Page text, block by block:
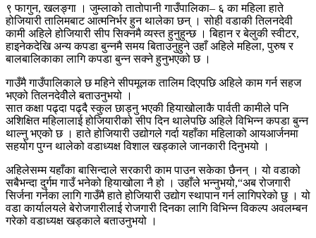
९ फागुन, खलङ्गा । जुम्लाको तातोपानी गाउँपालिका– ६ का महिला हाते
होजियारी तालिमबाट आत्मनिर्भर हुन थालेका छन् । सोही वडाकी तिलनदेवी
कामी अहिले होजियारी सीप सिक्नमै व्यस्त हुनुहुन्छ । बिहान र बेलुकी स्वीटर,
हाइनेकदेखि अन्य कपडा बुन्नमै समय बिताउनुहुने उहाँ अहिले महिला, पुरुष र
बालबालिकाका लागि कपडा बुन्न सक्ने हुनुभएको छ ।
गाउँमै गाउँपालिकाले छ महिने सीपमूलक तालिम दिएपछि अहिले काम गर्न सहज
भएको तिलनदेवीेले बताउनुभयो ।
सात कक्षा पढ्दा पढ्दै स्कुल छाड्नु भएकी हियाखोलाकै पार्वती कामीले पनि
अशिक्षित महिलालाई होजियारीको सीप दिन थालेपछि अहिले विभिन्न कपडा बुन्न
थाल्नु भएको छ । हाते होजियारी उद्योगले गर्दा यहाँका महिलाको आयआर्जनमा
सहयोग पुग्न थालेको वडाध्यक्ष विशाल खड्काले जानकारी दिनुभयो ।
अहिलेसम्म यहाँका बासिन्दाले सरकारी काम पाउन सकेका छैनन् । यो वडाको
सबैभन्दा दुर्गम गाउँ भनेको हियाखोला नै हो । उहाँले भन्नुभयो,“अब रोजगारी
सिर्जना गर्नका लागि गाउँमै हाते होजियारी उद्योग स्थापान गर्न लागिपरेको छु । यो
वडा कार्यालयले बेरोजगारीलाई रोजगारी दिनका लागि विभिन्न विकल्प अवलम्बन
गरेको वडाध्यक्ष खड्काले बताउनुभयो ।